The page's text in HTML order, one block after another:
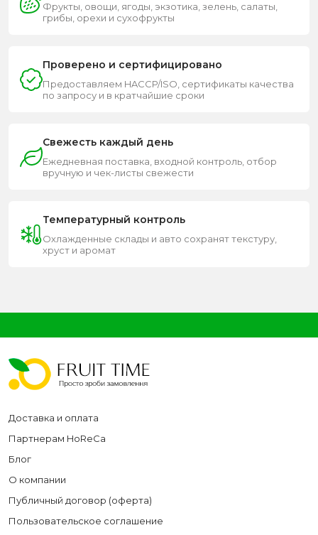
Фрукты, овощи, ягоды, экзотика, зелень, салаты,
грибы, орехи и сухофрукты
Проверено и сертифицировано
Предоставляем HACCP/ISO, сертификаты качества
по запросу и в кратчайшие сроки
Свежесть каждый день
Ежедневная поставка, входной контроль, отбор
вручную и чек-листы свежести
Температурный контроль
Охлажденные склады и авто сохранят текстуру,
хруст и аромат
Доставка и оплата
Партнерам HoReCa
Блог
О компании
Публичный договор (оферта)
Пользовательское соглашение